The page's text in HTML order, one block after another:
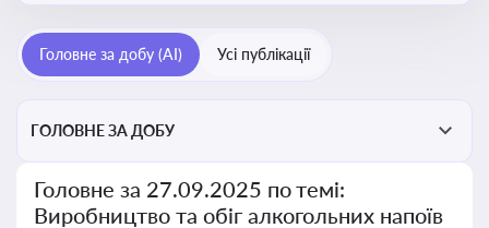
Головне за добу (AI) Усі публікації
ГОЛОВНЕ ЗА ДОБУ
Головне за 27.09.2025 по темі:
Виробництво та обіг алкогольних напоїв